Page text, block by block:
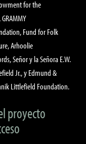
for the
Fund for Folk
Arhoolie
Señor y la Señora E.W.
Jr., y Edmund &
Littlefield Foundation.
proyecto